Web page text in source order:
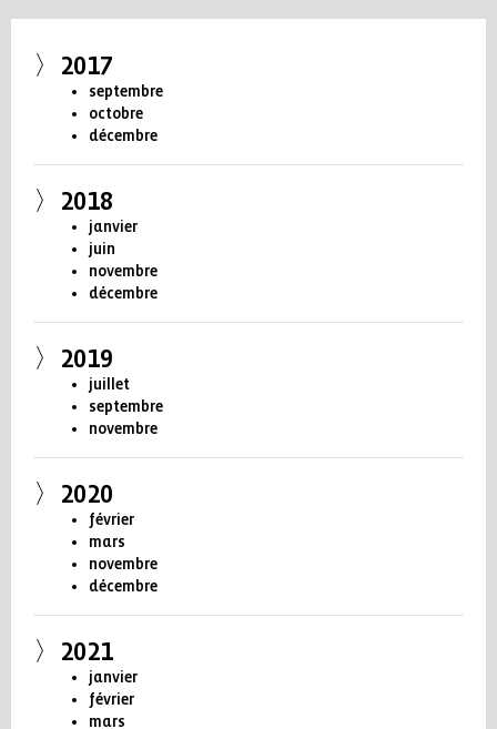
2017
septembre
octobre
décembre
2018
janvier
juin
novembre
décembre
2019
juillet
septembre
novembre
2020
février
mars
novembre
décembre
2021
janvier
février
mars